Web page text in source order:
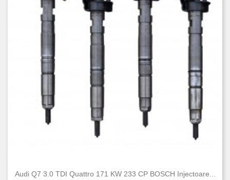
Audi Q7 3.0 TDI Quattro 171 KW 233 CP BOSCH Injectoare...